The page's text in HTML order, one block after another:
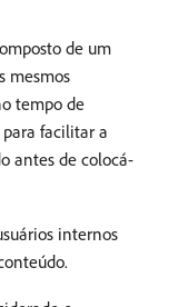
de um
mesmos
tempo de
facilitar a
antes de colocá-
internos